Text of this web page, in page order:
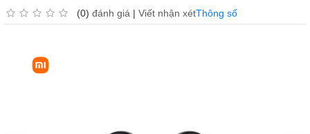
(0) đánh giá | Viết nhận xétThông số